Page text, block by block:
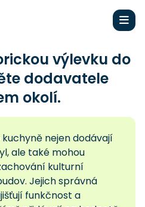
výlevku do
dodavatele
okolí.
nejen dodávají
ale také mohou
kulturní
Jejich správná
funkčnost a